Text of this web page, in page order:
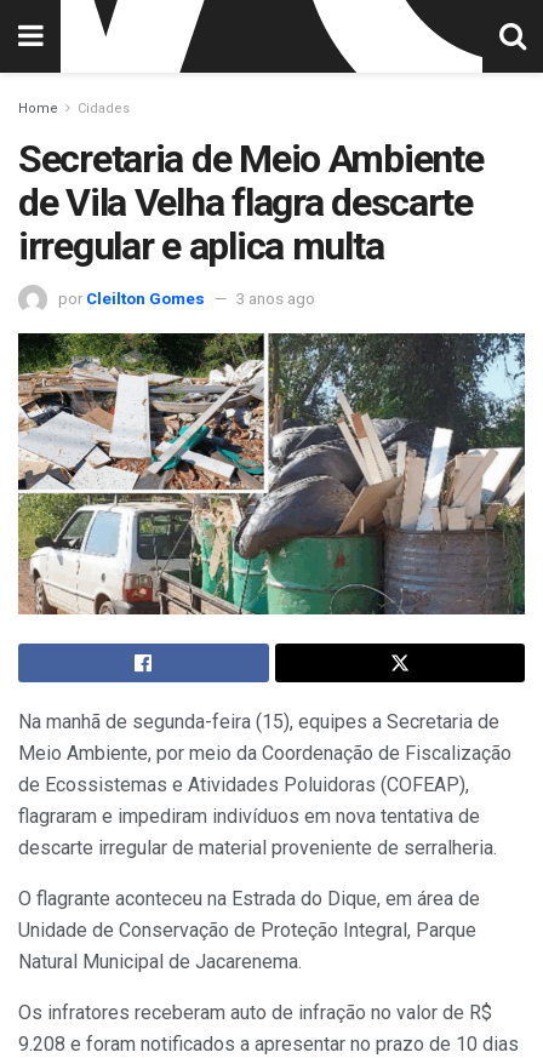
Home Cidades
Secretaria de Meio Ambiente
de Vila Velha flagra descarte
irregular e aplica multa
por Cleilton Gomes 3 anos ago
Na manhã de segunda-feira (15), equipes a Secretaria de
Meio Ambiente, por meio da Coordenação de Fiscalização
de Ecossistemas e Atividades Poluidoras (COFEAP),
flagraram e impediram indivíduos em nova tentativa de
descarte irregular de material proveniente de serralheria.
O flagrante aconteceu na Estrada do Dique, em área de
Unidade de Conservação de Proteção Integral, Parque
Natural Municipal de Jacarenema.
Os infratores receberam auto de infração no valor de R$
9.208 e foram notificados a apresentar no prazo de 10 dias